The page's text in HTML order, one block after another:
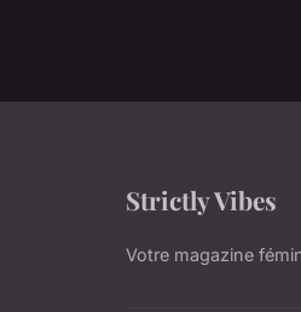
Strictly Vibes
Votre magazine